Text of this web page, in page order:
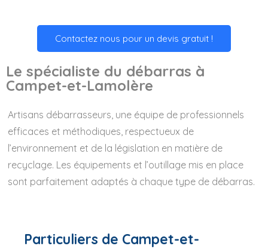
Contactez nous pour un devis gratuit !
Le spécialiste du débarras à
Campet-et-Lamolère
Artisans débarrasseurs, une équipe de professionnels
efficaces et méthodiques, respectueux de
l’environnement et de la législation en matière de
recyclage. Les équipements et l’outillage mis en place
sont parfaitement adaptés à chaque type de débarras.
Particuliers de Campet-et-